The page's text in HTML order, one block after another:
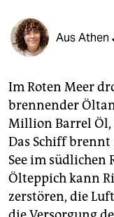
fragen & hilfe
unterstützen
genossenschaft
epaper login
Aus Athen
Im Roten Meer
brennender
Million Barrel Öl,
Das Schiff brennt
See im südlichen
Ölteppich kann
zerstören, die